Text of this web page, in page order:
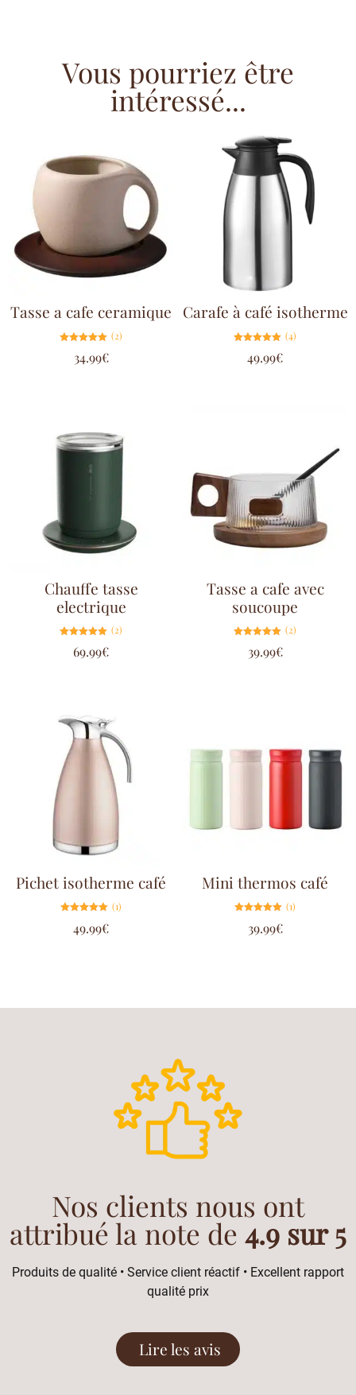
Vous pourriez être
intéressé...
Tasse a cafe ceramique
5.00
sur 5
(2)
34.99€
Carafe à café isotherme
5.00
sur 5
(4)
49.99€
Chauffe tasse
electrique
5.00
sur 5
(2)
69.99€
Tasse a cafe avec
soucoupe
5.00
sur 5
(2)
39.99€
Pichet isotherme café
5.00
sur 5
(1)
49.99€
Mini thermos café
5.00
sur 5
(1)
39.99€
Nos clients nous ont
attribué la note de 4.9 sur 5
Produits de qualité • Service client réactif • Excellent rapport
qualité prix
Lire les avis